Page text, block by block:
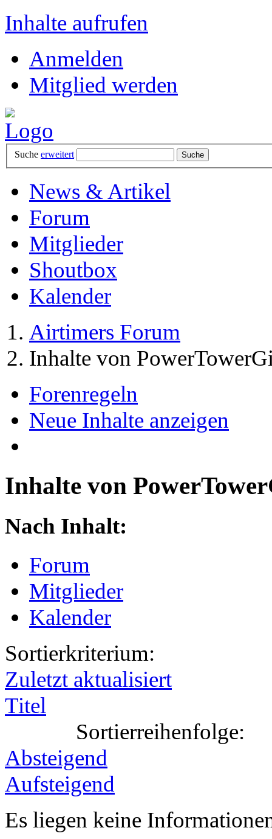
Inhalte aufrufen
Anmelden
Mitglied werden
Suche erweitert
News & Artikel
Forum
Mitglieder
Shoutbox
Kalender
Airtimers Forum
Inhalte von
Forenregeln
Neue Inhalte anzeigen
Inhalte von
Nach Inhalt:
Forum
Mitglieder
Kalender
Sortierkriterium:
Zuletzt aktualisiert
Titel
Sortierreihenfolge:
Absteigend
Aufsteigend
Es liegen keine